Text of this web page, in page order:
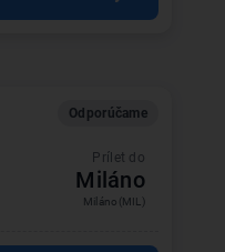
Odporúčame
Prílet do
Miláno
Miláno (MIL)